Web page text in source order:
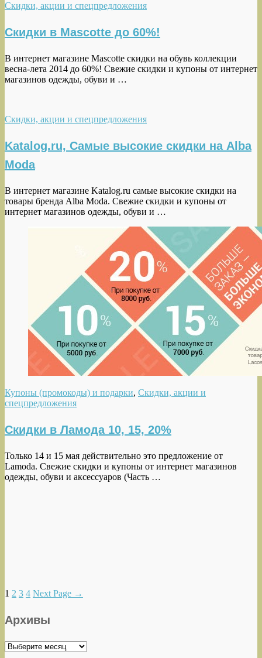
Скидки, акции и спецпредложения
Скидки в Mascotte до 60%!
В интернет магазине Mascotte скидки на обувь коллекции
весна-лета 2014 до 60%! Свежие скидки и купоны от интернет
магазинов одежды, обуви и …
Скидки, акции и спецпредложения
Katalog.ru, Самые высокие скидки на Alba
Moda
В интернет магазине Katalog.ru самые высокие скидки на
товары бренда Alba Moda. Свежие скидки и купоны от
интернет магазинов одежды, обуви и …
Купоны (промокоды) и подарки, Скидки, акции и
спецпредложения
Скидки в Ламода 10, 15, 20%
Только 14 и 15 мая действительно это предложение от
Lamoda. Свежие скидки и купоны от интернет магазинов
одежды, обуви и аксессуаров (Часть …
1 2 3 4 Next Page →
Архивы
Архивы